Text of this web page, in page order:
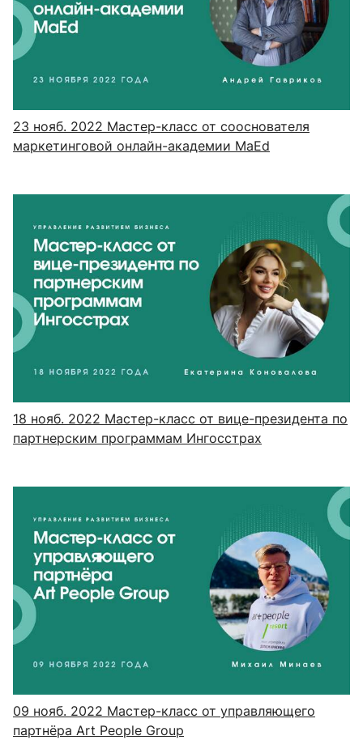
23 нояб. 2022 Мастер-класс от сооснователя
маркетинговой онлайн-академии MaEd
18 нояб. 2022 Мастер-класс от вице-президента по
партнерским программам Ингосстрах
09 нояб. 2022 Мастер-класс от управляющего
партнёра Art People Group